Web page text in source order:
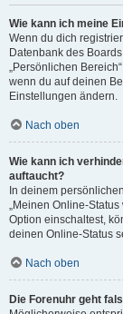
Wie kann ich meine
Wenn du dich
Datenbank des
„Persönlichen
wenn du auf deinen
Einstellungen ändern.
Nach oben
Wie kann ich
auftaucht?
In deinem
„Meinen Online-
Option einschaltest,
deinen Online-Status
Nach oben
Die Forenuhr geht